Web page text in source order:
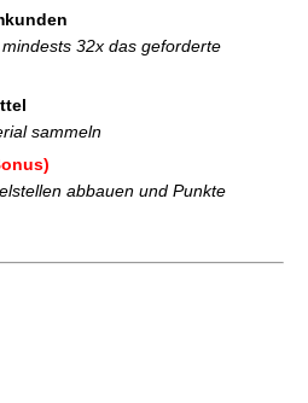
32x das geforderte
sammeln
abbauen und Punkte